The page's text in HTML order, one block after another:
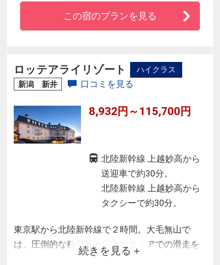
からインスピレーションを得たデザインで多様
な滞在タイプにも対応できるくつろぎ空間で
信州の旬な食材をウエスタンジャパニーズスタ
イルでご提供致します。
この宿のプランを見る
ロッテアライリゾート
ハイクラス
新潟 新井
口コミを見る
8,932円～115,700円
北陸新幹線 上越妙高から
送迎車で約30分。
北陸新幹線 上越妙高から
タクシーで約30分。
東京駅から北陸新幹線で２時間。大毛無山で
は、圧倒的な積雪量と広大なエリアでの滑走を
お楽しみいただけます。ゲレンデ以外でも国内
続きを見る